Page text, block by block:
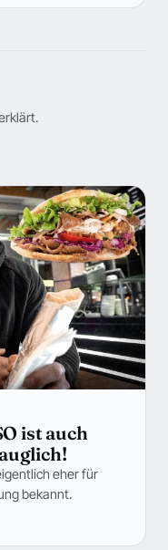
ist auch
eher für
bekannt.